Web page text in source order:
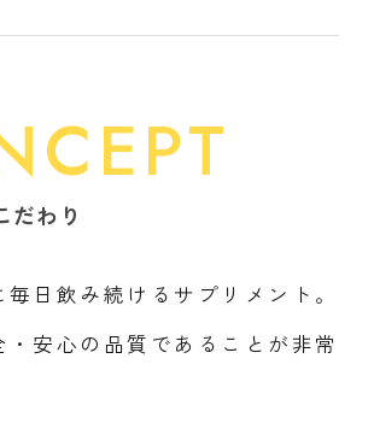
だわり
日飲み続けるサプリメント。
・安心の品質であることが非常